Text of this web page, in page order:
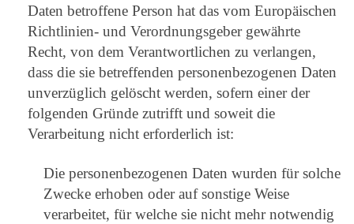
Daten betroffene Person hat das vom Europäischen
Richtlinien- und Verordnungsgeber gewährte
Recht, von dem Verantwortlichen zu verlangen,
dass die sie betreffenden personenbezogenen Daten
unverzüglich gelöscht werden, sofern einer der
folgenden Gründe zutrifft und soweit die
Verarbeitung nicht erforderlich ist:
Die personenbezogenen Daten wurden für solche
Zwecke erhoben oder auf sonstige Weise
verarbeitet, für welche sie nicht mehr notwendig